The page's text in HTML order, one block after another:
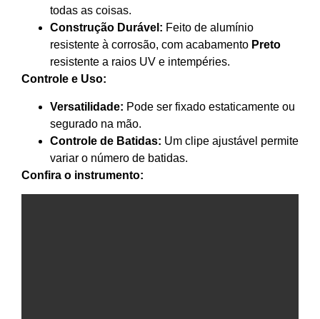
todas as coisas.
Construção Durável: Feito de alumínio
resistente à corrosão, com acabamento Preto
resistente a raios UV e intempéries.
Controle e Uso:
Versatilidade: Pode ser fixado estaticamente ou
segurado na mão.
Controle de Batidas: Um clipe ajustável permite
variar o número de batidas.
Confira o instrumento: